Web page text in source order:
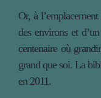
Or, à
des environs et
centenaire où
grand que soi. La
en 2011.